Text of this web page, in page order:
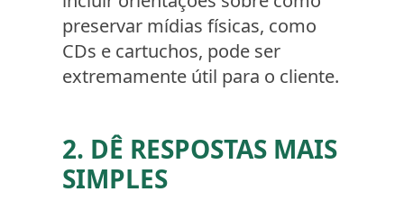
preservar mídias físicas, como
CDs e cartuchos, pode ser
extremamente útil para o cliente.
2. DÊ RESPOSTAS MAIS
SIMPLES